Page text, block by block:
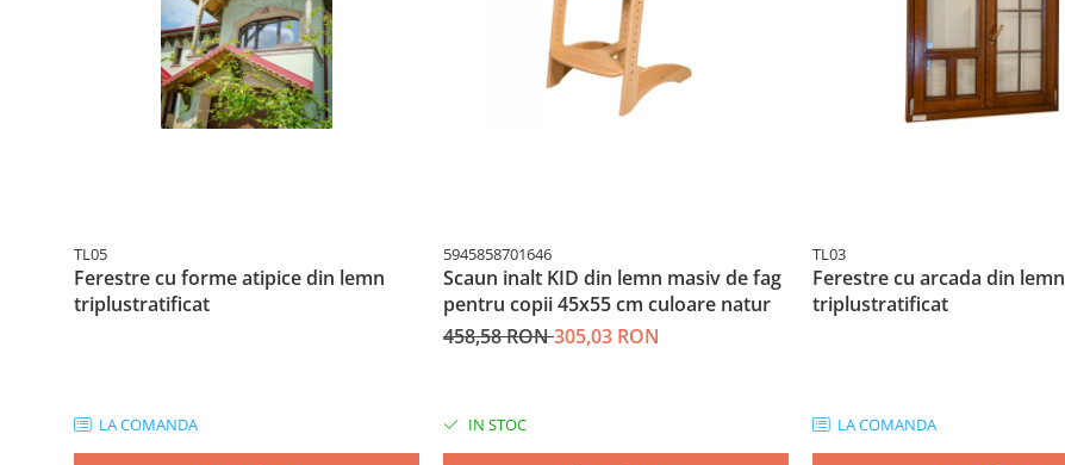
TL05
Ferestre cu forme atipice din lemn
triplustratificat
LA COMANDA
5945858701646
Scaun inalt KID din lemn masiv de fag
pentru copii 45x55 cm culoare natur
458,58 RON305,03 RON
IN STOC
TL03
Ferestre cu arcada din lemn
triplustratificat
LA COMANDA